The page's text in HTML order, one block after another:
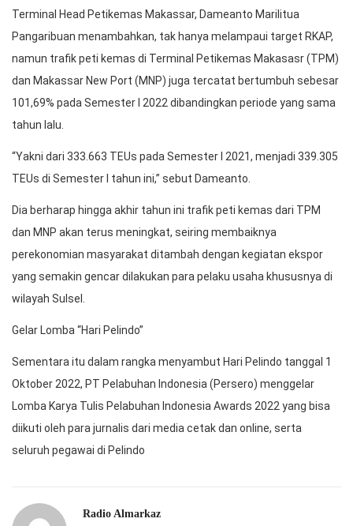
Terminal Head Petikemas Makassar, Dameanto Marilitua
Pangaribuan menambahkan, tak hanya melampaui target RKAP,
namun trafik peti kemas di Terminal Petikemas Makasasr (TPM)
dan Makassar New Port (MNP) juga tercatat bertumbuh sebesar
101,69% pada Semester I 2022 dibandingkan periode yang sama
tahun lalu.
“Yakni dari 333.663 TEUs pada Semester I 2021, menjadi 339.305
TEUs di Semester I tahun ini,” sebut Dameanto.
Dia berharap hingga akhir tahun ini trafik peti kemas dari TPM
dan MNP akan terus meningkat, seiring membaiknya
perekonomian masyarakat ditambah dengan kegiatan ekspor
yang semakin gencar dilakukan para pelaku usaha khususnya di
wilayah Sulsel.
Gelar Lomba “Hari Pelindo”
Sementara itu dalam rangka menyambut Hari Pelindo tanggal 1
Oktober 2022, PT Pelabuhan Indonesia (Persero) menggelar
Lomba Karya Tulis Pelabuhan Indonesia Awards 2022 yang bisa
diikuti oleh para jurnalis dari media cetak dan online, serta
seluruh pegawai di Pelindo
Radio Almarkaz